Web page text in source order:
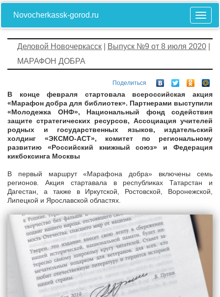
Novocherkassk-gorod.ru
Деловой Новочеркасск Выпуск №9 от 8 июля 2020
МАРАФОН ДОБРА
Поделиться
В конце февраля стартовала всероссийская акция
«Марафон добра для библиотек». Партнерами выступили
«Молодежка ОНФ», Национальный фонд содействия
защите стратегических ресурсов, Ассоциация учителей
родных и государственных языков, издательский
холдинг «ЭКСМО-АСТ», комитет по региональному
развитию «Российский книжный союз» и Федерация
кикбоксинга Москвы
В первый маршрут «Марафона добра» включены семь
регионов. Акция стартавала в республиках Татарстан и
Дагестан, а также в Иркутской, Ростовской, Воронежской,
Липецкой и Ярославской областях.